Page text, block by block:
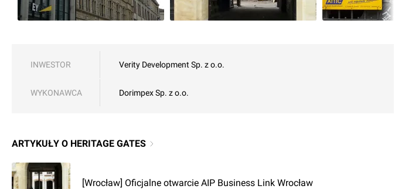
INWESTOR Verity Development Sp. z o.o.
WYKONAWCA Dorimpex Sp. z o.o.
ARTYKUŁY O HERITAGE GATES
[Wrocław] Oficjalne otwarcie AIP Business Link Wrocław